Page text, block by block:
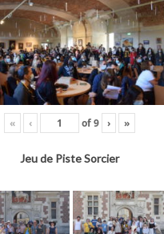
« ‹ of9 › »
Jeu de Piste Sorcier